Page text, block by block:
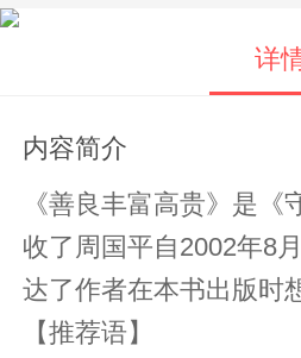
详
内容简介
《善良丰富高贵》是
收了周国平自2002年8
达了作者在本书出版时
【推荐语】